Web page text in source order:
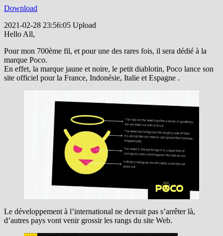
Download
2021-02-28 23:56:05 Upload
Hello All,
Pour mon 700ème fil, et pour une des rares fois, il sera dédié à la
marque Poco.
En effet, la marque jaune et noire, le petit diablotin, Poco lance son
site officiel pour la France, Indonésie, Italie et Espagne .
Le développement à l’international ne devrait pas s’arrêter là,
d’autres pays vont venir grossir les rangs du site Web.